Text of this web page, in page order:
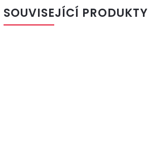
SOUVISEJÍCÍ PRODUKTY